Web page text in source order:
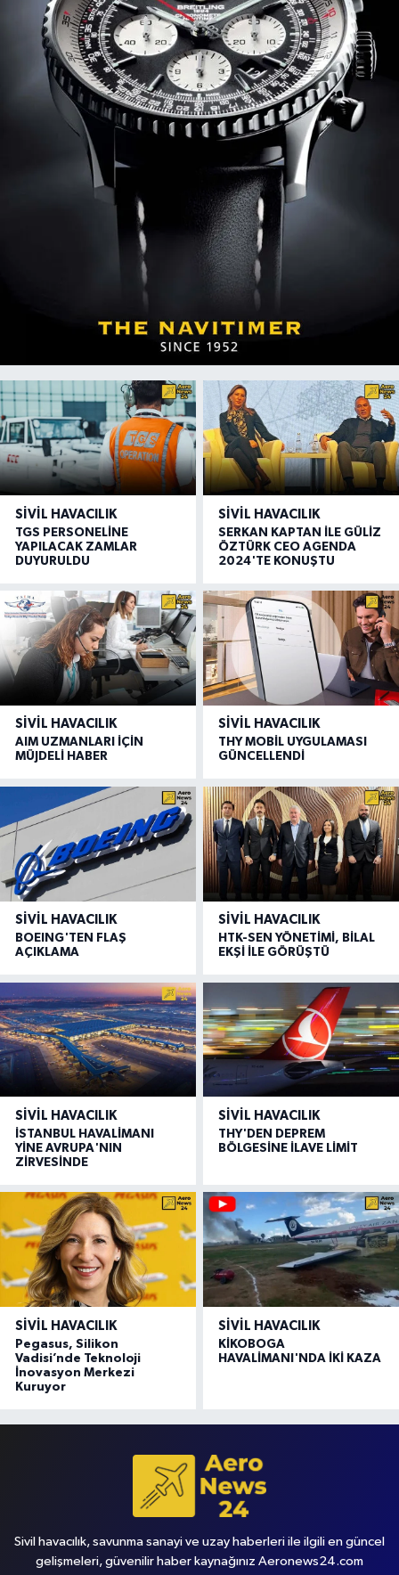
SIVIL HAVACILIK
TGS PERSONELİNE
YAPILACAK ZAMLAR
DUYURULDU
SIVIL HAVACILIK
SERKAN KAPTAN İLE GÜLİZ
ÖZTÜRK CEO AGENDA
2024'TE KONUŞTU
SIVIL HAVACILIK
AIM UZMANLARI İÇİN
MÜJDELİ HABER
SIVIL HAVACILIK
THY MOBİL UYGULAMASI
GÜNCELLENDİ
SIVIL HAVACILIK
BOEING'TEN FLAŞ
AÇIKLAMA
SIVIL HAVACILIK
HTK-SEN YÖNETİMİ, BİLAL
EKŞİ İLE GÖRÜŞTÜ
SIVIL HAVACILIK
İSTANBUL HAVALİMANI
YİNE AVRUPA'NIN
ZİRVESİNDE
SIVIL HAVACILIK
THY'DEN DEPREM
BÖLGESİNE İLAVE LİMİT
SIVIL HAVACILIK
Pegasus, Silikon
Vadisi’nde Teknoloji
İnovasyon Merkezi
Kuruyor
SIVIL HAVACILIK
KİKOBOGA
HAVALİMANI'NDA İKİ KAZA
Sivil havacılık, savunma sanayi ve uzay haberleri ile ilgili en güncel
gelişmeleri, güvenilir haber kaynağınız Aeronews24.com